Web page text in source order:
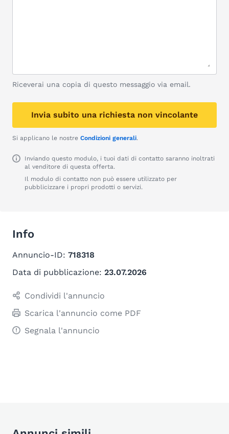
Riceverai una copia di questo messaggio via email.
Invia subito una richiesta non vincolante
Si applicano le nostre Condizioni generali.
Inviando questo modulo, i tuoi dati di contatto saranno inoltrati
al venditore di questa offerta.
Il modulo di contatto non può essere utilizzato per
pubblicizzare i propri prodotti o servizi.
Info
Annuncio-ID: 718318
Data di pubblicazione: 23.07.2026
Condividi l'annuncio
Scarica l'annuncio come PDF
Segnala l'annuncio